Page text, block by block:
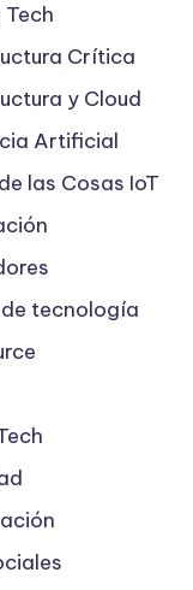
Crítica
y Cloud
Artificial
las Cosas IoT
tecnología